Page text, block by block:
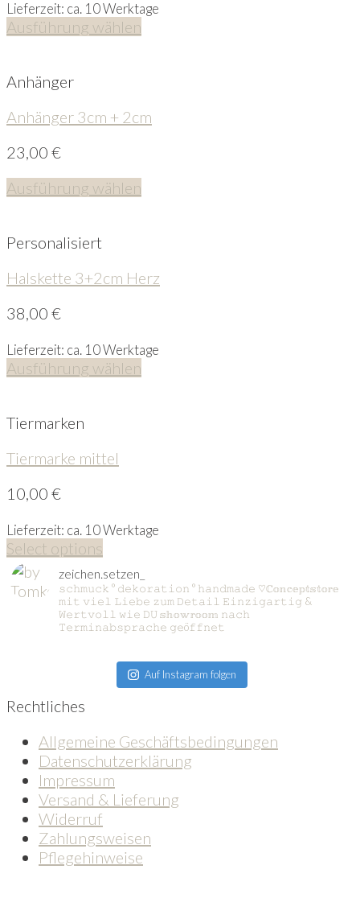
Lieferzeit: ca. 10 Werktage
Ausführung wählen
Anhänger
Anhänger 3cm + 2cm
23,00 €
Ausführung wählen
Personalisiert
Halskette 3+2cm Herz
38,00 €
Lieferzeit: ca. 10 Werktage
Ausführung wählen
Tiermarken
Tiermarke mittel
10,00 €
Lieferzeit: ca. 10 Werktage
Select options
zeichen.setzen_
𝚜𝚌𝚑𝚖𝚞𝚌𝚔 ° 𝚍𝚎𝚔𝚘𝚛𝚊𝚝𝚒𝚘𝚗 ° 𝚑𝚊𝚗𝚍𝚖𝚊𝚍𝚎 ♡ℂ𝕠𝕟𝕔𝕖𝕡𝕥𝕤𝕥𝕠𝕣𝕖
𝚖𝚒𝚝 𝚟𝚒𝚎𝚕 𝙻𝚒𝚎𝚋𝚎 𝚣𝚞𝚖 𝙳𝚎𝚝𝚊𝚒𝚕 𝙴𝚒𝚗𝚣𝚒𝚐𝚊𝚛𝚝𝚒𝚐 &
𝚆𝚎𝚛𝚝𝚟𝚘𝚕𝚕 𝚠𝚒𝚎 𝙳𝚄𝕤𝕙𝕠𝕨𝕣𝕠𝕠𝕞 𝚗𝚊𝚌𝚑
𝚃𝚎𝚛𝚖𝚒𝚗𝚊𝚋𝚜𝚙𝚛𝚊𝚌𝚑𝚎 𝚐𝚎ö𝚏𝚏𝚗𝚎𝚝
Auf Instagram folgen
Rechtliches
Allgemeine Geschäftsbedingungen
Datenschutzerklärung
Impressum
Versand & Lieferung
Widerruf
Zahlungsweisen
Pflegehinweise